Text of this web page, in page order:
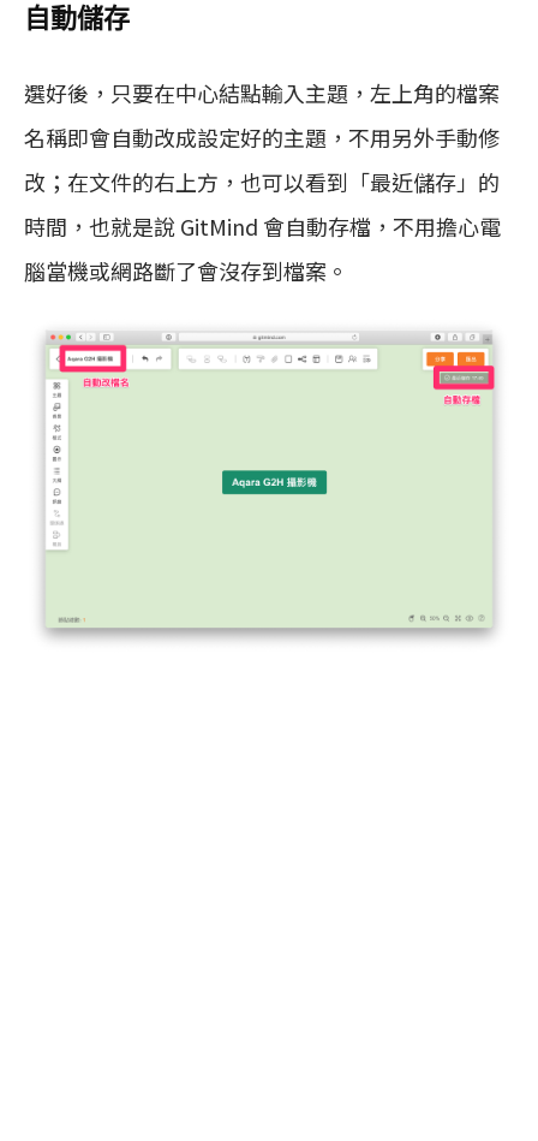
自動儲存
選好後，只要在中心結點輸入主題，左上角的檔案
名稱即會自動改成設定好的主題，不用另外手動修
改；在文件的右上方，也可以看到「最近儲存」的
時間，也就是說 GitMind 會自動存檔，不用擔心電
腦當機或網路斷了會沒存到檔案。